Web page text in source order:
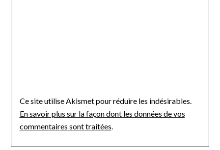
Ce site utilise Akismet pour réduire les indésirables.
En savoir plus sur la façon dont les données de vos
commentaires sont traitées